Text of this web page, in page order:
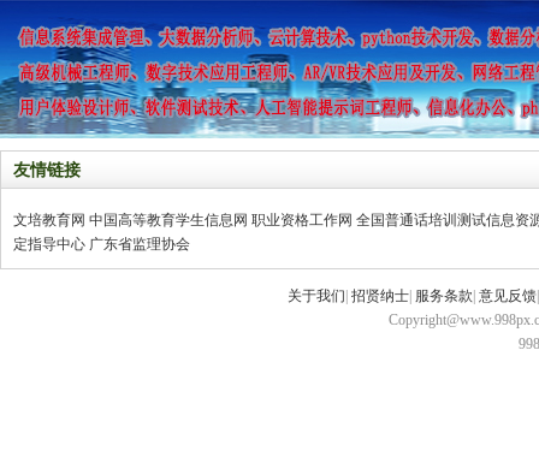
友情链接
文培教育网 中国高等教育学生信息网 职业资格工作网 全国普通话培训测试信息资
定指导中心 广东省监理协会
关于我们 招贤纳士 服务条款 意见反馈